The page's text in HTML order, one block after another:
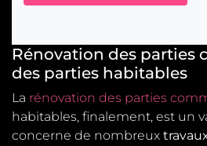
Rénovation des parties
des parties habitables
La rénovation des parties
habitables, finalement, est un
concerne de nombreux